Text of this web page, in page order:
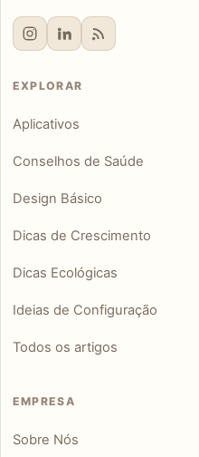
EXPLORAR
Aplicativos
Conselhos de Saúde
Design Básico
Dicas de Crescimento
Dicas Ecológicas
Ideias de Configuração
Todos os artigos
EMPRESA
Sobre Nós